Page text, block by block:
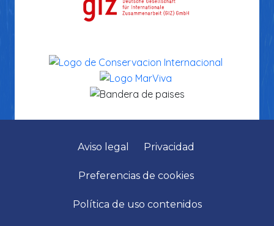
Aviso legal Privacidad
Preferencias de cookies
Política de uso contenidos